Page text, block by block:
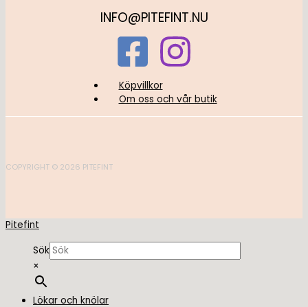
INFO@PITEFINT.NU
Köpvillkor
Om oss och vår butik
COPYRIGHT © 2026 PITEFINT
Pitefint
Sök
×
Lökar och knölar